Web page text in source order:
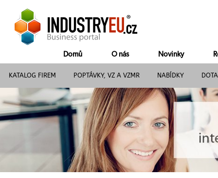
Domů O nás Novinky
KATALOG FIREM POPTÁVKY, VZ A VZMR NABÍDKY